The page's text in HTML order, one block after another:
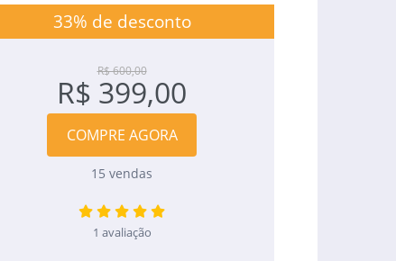
33% de desconto
R$ 600,00
R$ 399,00
COMPRE AGORA
15 vendas
1 avaliação